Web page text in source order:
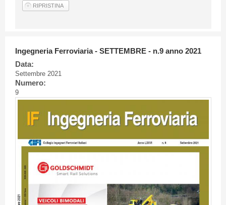
Ingegneria Ferroviaria - SETTEMBRE - n.9 anno 2021
Data:
Settembre 2021
Numero:
9